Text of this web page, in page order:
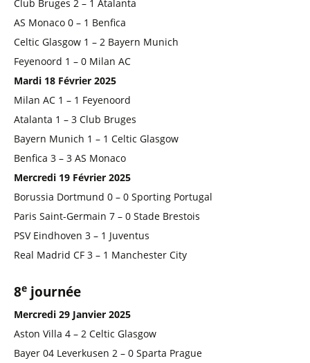
Club Bruges 2 – 1 Atalanta
AS Monaco 0 – 1 Benfica
Celtic Glasgow 1 – 2 Bayern Munich
Feyenoord 1 – 0 Milan AC
Mardi 18 Février 2025
Milan AC 1 – 1 Feyenoord
Atalanta 1 – 3 Club Bruges
Bayern Munich 1 – 1 Celtic Glasgow
Benfica 3 – 3 AS Monaco
Mercredi 19 Février 2025
Borussia Dortmund 0 – 0 Sporting Portugal
Paris Saint-Germain 7 – 0 Stade Brestois
PSV Eindhoven 3 – 1 Juventus
Real Madrid CF 3 – 1 Manchester City
8e journée
Mercredi 29 Janvier 2025
Aston Villa 4 – 2 Celtic Glasgow
Bayer 04 Leverkusen 2 – 0 Sparta Prague